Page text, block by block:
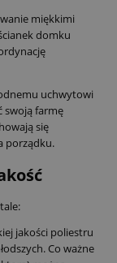
miękkimi
domku
uchwytowi
swoją farmę
się
porządku.
jakości poliestru
Co ważne